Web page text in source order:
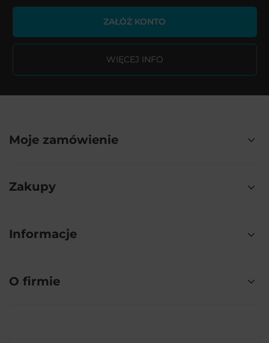
ZAŁÓŻ KONTO
WIĘCEJ INFO
Moje zamówienie
Zakupy
Informacje
O firmie